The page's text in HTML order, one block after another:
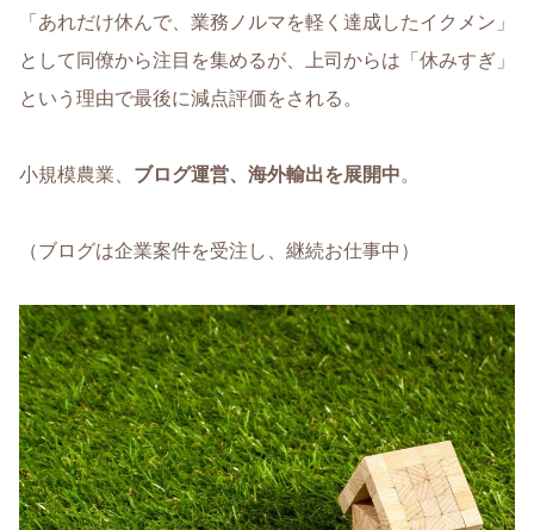
「あれだけ休んで、業務ノルマを軽く達成したイクメン」
として同僚から注目を集めるが、上司からは「休みすぎ」
という理由で最後に減点評価をされる。
小規模農業、 ブログ運営、海外輸出を展開中。
（ブログは企業案件を受注し、継続お仕事中）